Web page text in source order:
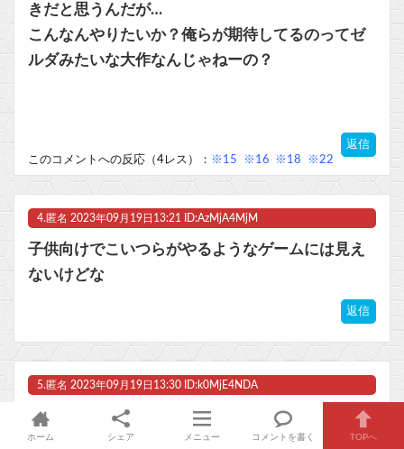
きだと思うんだが…
こんなんやりたいか？俺らが期待してるのってゼ
ルダみたいな大作なんじゃねーの？
返信
このコメントへの反応（4レス）： ※15 ※16 ※18 ※22
4. 匿名 2023年09月19日13:21 ID:AzMjA4MjM
子供向けでこいつらがやるようなゲームには見え
ないけどな
返信
5. 匿名 2023年09月19日13:30 ID:k0MjE4NDA
時限独占っていうか、最初にスイッチ向けに開発
した後で、他ハードで出せるよういろいろ調整す
ホーム シェア メニュー コメントを書く TOPへ